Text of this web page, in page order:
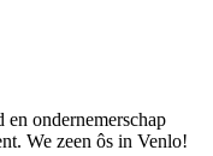
ondernemerschap
We zeen ôs in Venlo!